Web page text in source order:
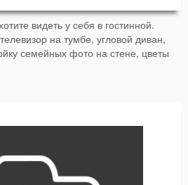
видеть у себя в гостинной.
на тумбе, угловой диван,
семейных фото на стене, цветы